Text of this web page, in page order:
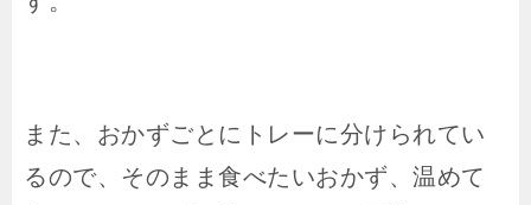
また、おかずごとにトレーに分けられてい
るので、そのまま食べたいおかず、温めて